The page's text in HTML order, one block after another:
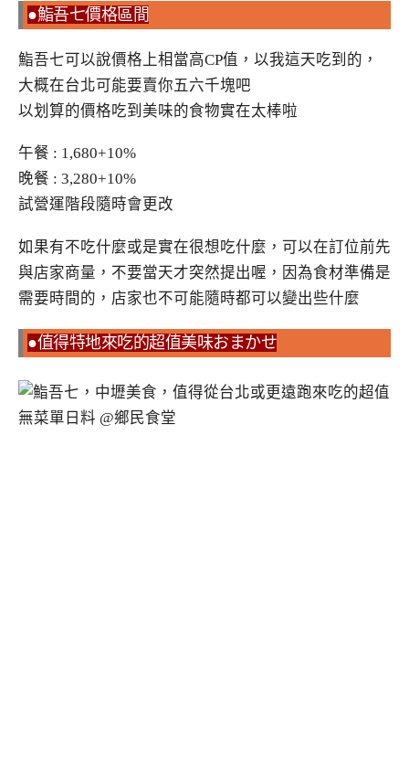
●鮨吾七價格區間
鮨吾七可以說價格上相當高CP值，以我這天吃到的，
大概在台北可能要賣你五六千塊吧
以划算的價格吃到美味的食物實在太棒啦
午餐 : 1,680+10%
晚餐 : 3,280+10%
試營運階段隨時會更改
如果有不吃什麼或是實在很想吃什麼，可以在訂位前先
與店家商量，不要當天才突然提出喔，因為食材準備是
需要時間的，店家也不可能隨時都可以變出些什麼
●值得特地來吃的超值美味おまかせ